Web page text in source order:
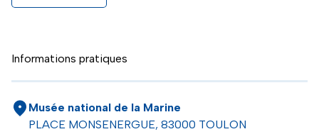
Informations pratiques
Musée national de la Marine
PLACE MONSENERGUE, 83000 TOULON